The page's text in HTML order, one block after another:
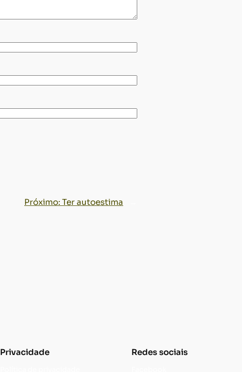
Próximo:Ter autoestima
Privacidade Redes sociais